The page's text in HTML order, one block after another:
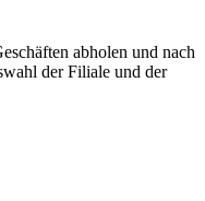
abholen und nach
der Filiale und der